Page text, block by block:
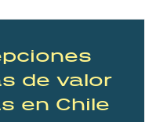
de valor
en Chile